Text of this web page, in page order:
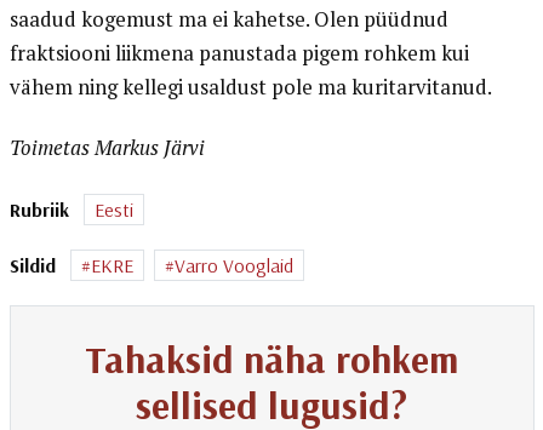
saadud kogemust ma ei kahetse. Olen püüdnud
fraktsiooni liikmena panustada pigem rohkem kui
vähem ning kellegi usaldust pole ma kuritarvitanud.
Toimetas Markus Järvi
Rubriik Eesti
Sildid EKRE Varro Vooglaid
Tahaksid näha rohkem
sellised lugusid?